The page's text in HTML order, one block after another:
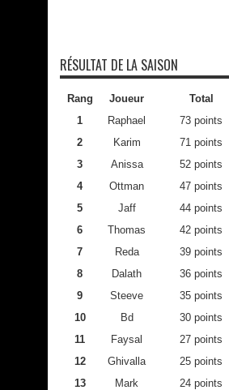
RÉSULTAT DE LA SAISON
Rang Joueur
Total
1
Raphael
73 points
2
Karim
71 points
3
Anissa
52 points
4
Ottman
47 points
5
Jaff
44 points
6
Thomas
42 points
7
Reda
39 points
8
Dalath
36 points
9
Steeve
35 points
10
Bd
30 points
11
Faysal
27 points
12
Ghivalla
25 points
13
Mark
24 points